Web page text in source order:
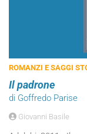
ROMANZI E SAGGI
Il padrone
di Goffredo Parise
Giovanni Basile